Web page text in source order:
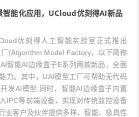
智能化应用，UCloud优刻得AI新品
优刻得人工智能实验室正式推出
(Algorithm Model Factory，以下简称
智能AI边缘盒子E系列两款新品，全面
力。其中，UAI模型工厂可帮助无代码
发AI模型;同时，智能AI边缘盒子内置
IPC等前端设备，实现对传统监控设备
业客户及伙伴提供多样、智能、极具性